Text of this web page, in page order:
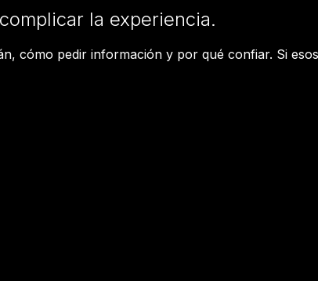
la experiencia.
cómo pedir información y por qué confiar. Si